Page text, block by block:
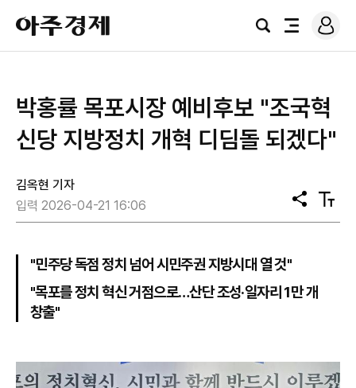
아
주
경
검
전
로
그
박홍률 목포시장 예비후보 "조국혁
신당 지방정치 개혁 디딤돌 되겠다"
김옥현 기자
입력 2026-04-21 16:06
공
유
텍
스
"민주당 독점 정치 넘어 시민주권 지방시대 열 것"
"목포를 정치 혁신 거점으로…산단 조성·일자리 1만 개
창출"